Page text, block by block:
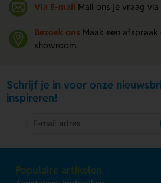
Via E-mail Mail ons je vraag via
Bezoek ons Maak een
showroom.
Schrijf je in voor onze
inspireren!
Populaire artikelen